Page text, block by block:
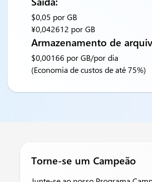
$0,05 por GB
¥0,042612 por GB
Armazenamento de
$0,00166 por GB/por dia
(Economia de custos de até 75%)
Torne-se um Campeão